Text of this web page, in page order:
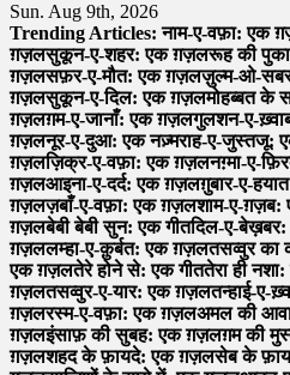
Sun. Aug 9th, 2026
Trending Articles: नाम-ए-वफ़ा: एक
ग़ज़लसुकून-ए-शहर: एक ग़ज़लरूह की
ग़ज़लसफ़र-ए-मौत: एक ग़ज़लज़ुल्म-ओ-
ग़ज़लसुकून-ए-दिल: एक ग़ज़लमोहब्बत के
ग़ज़लग़म-ए-जानाँ: एक ग़ज़लगुलशन-ए-
ग़ज़लनूर-ए-दुआ: एक नज़्मराह-ए-जुस्तजू:
ग़ज़लज़िक्र-ए-वफ़ा: एक ग़ज़लनग़्मा-ए-
ग़ज़लआइना-ए-दर्द: एक ग़ज़लग़ुबार-ए-
ग़ज़लज़बाँ-ए-वफ़ा: एक ग़ज़लशाम-ए-
ग़ज़लबेबी बेबी सुन: एक गीतदिल-ए-बेख़बर:
ग़ज़ललम्हा-ए-क़ुर्बत: एक ग़ज़लतसव्वुर का
एक ग़ज़लतेरे होने से: एक गीततेरा ही
ग़ज़लतसव्वुर-ए-यार: एक ग़ज़लतन्हाई-ए-
ग़ज़लरस्म-ए-वफ़ा: एक ग़ज़लअमल की
ग़ज़लइंसाफ़ की सुबह: एक ग़ज़लग़म की
ग़ज़लशहद के फ़ायदे: एक ग़ज़लसेब के